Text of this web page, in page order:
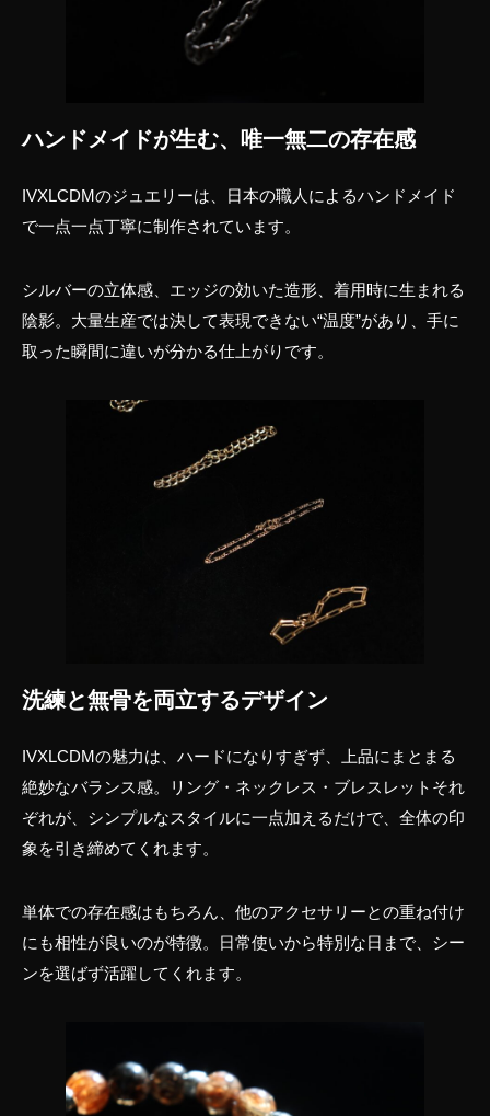
ハンドメイドが生む、唯一無二の存在感
IVXLCDMのジュエリーは、日本の職人によるハンドメイド
で一点一点丁寧に制作されています。
シルバーの立体感、エッジの効いた造形、着用時に生まれる
陰影。大量生産では決して表現できない“温度”があり、手に
取った瞬間に違いが分かる仕上がりです。
洗練と無骨を両立するデザイン
IVXLCDMの魅力は、ハードになりすぎず、上品にまとまる
絶妙なバランス感。リング・ネックレス・ブレスレットそれ
ぞれが、シンプルなスタイルに一点加えるだけで、全体の印
象を引き締めてくれます。
単体での存在感はもちろん、他のアクセサリーとの重ね付け
にも相性が良いのが特徴。日常使いから特別な日まで、シー
ンを選ばず活躍してくれます。